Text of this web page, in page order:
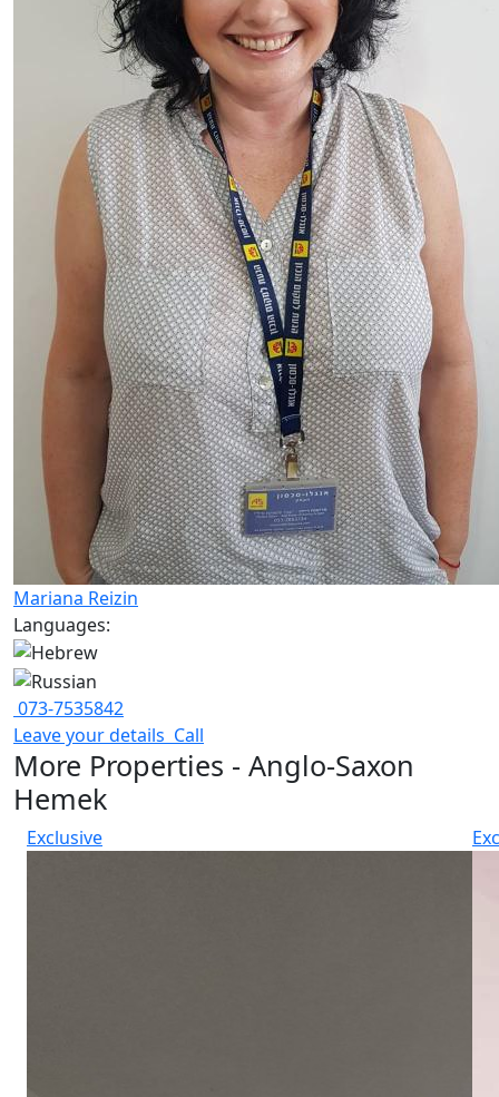
Mariana Reizin
Languages:
073-7535842
Leave your details Call
More Properties - Anglo-Saxon
Hemek
Exclusive